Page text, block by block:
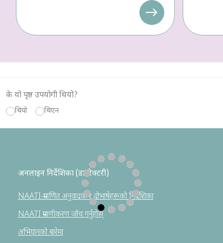
के यो पृष्ठ उपयोगी थियो?
थियो थिएन
अनलाइन निर्देशिका (डाइरेक्टरी)
NAATI-प्रमाणित अनुवादक र दोभाषेहरूको निर्देशिका
NAATI प्रमाणीकरण जाँच गर्नुहोस्
अभियानको बारेमा